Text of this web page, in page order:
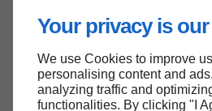
Your privacy is
We use Cookies to improve
personalising content and
analyzing traffic and
functionalities. By clicking "I
Mentions légales